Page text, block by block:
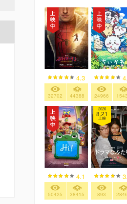
4.3
32702 44388 24966
4.1
50425 38415
2026
8.21
上映
893